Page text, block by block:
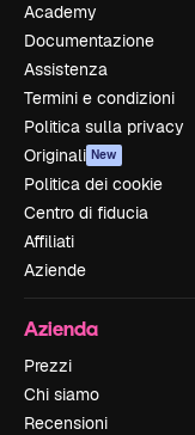
Academy
Documentazione
Assistenza
Termini e condizioni
Politica sulla privacy
Originali New
Politica dei cookie
Centro di fiducia
Affiliati
Aziende
Azienda
Prezzi
Chi siamo
Recensioni